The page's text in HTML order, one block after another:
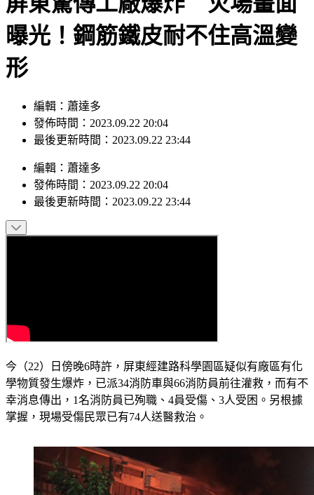
曝光！鋼筋鐵皮耐不住高溫變
形
發佈時間：2023.09.22 20:04
最後更新時間：2023.09.22 23:44
發佈時間：2023.09.22 20:04
最後更新時間：2023.09.22 23:44
學物質發生爆炸，已派34消防車與66消防員前往灌救，而有不
幸消息傳出，1名消防員已殉職、4員受傷、3人受困。另根據
掌握，現場受傷民眾已有74人送醫救治。